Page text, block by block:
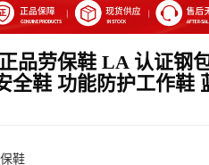
品劳保鞋 LA 认证钢
全鞋 功能防护工作鞋
鞋